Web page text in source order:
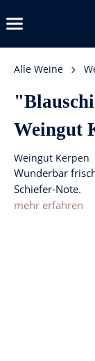
Alle Weine
Weingut
Weingut Kerpen
Wunderbar
Schiefer-Note.
mehr erfahren